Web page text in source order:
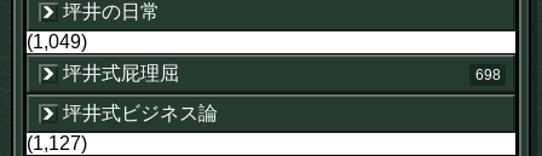
坪井の日常
(1,049)
坪井式屁理屈
698
坪井式ビジネス論
(1,127)